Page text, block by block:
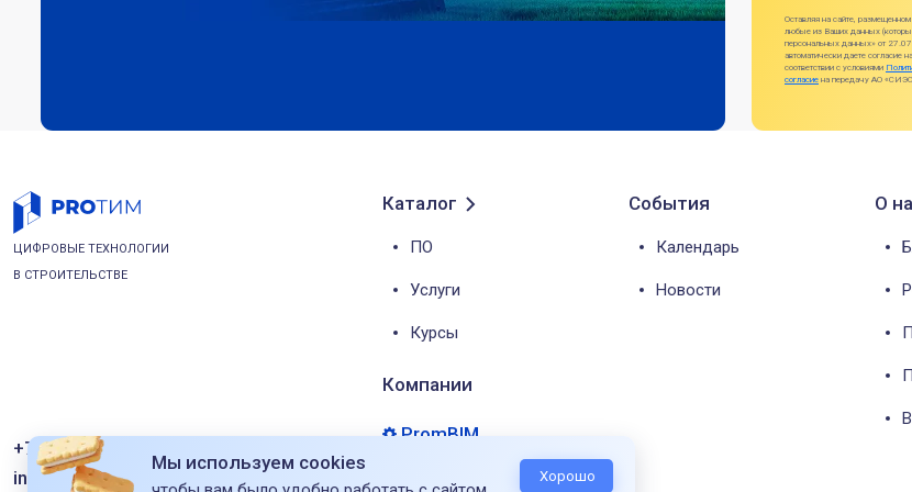
Оставляя на сайте,
любые из Ваших данных
персональных данных» от
автоматически даете согласие
соответствии с условиями
согласие на передачу АО
ЦИФРОВЫЕ ТЕХНОЛОГИИ
В СТРОИТЕЛЬСТВЕ
+7 (495) 221-50-56
info@pro-tim.ru
Каталог
ПО
Услуги
Курсы
Компании
PromBIM
Маркетинг
События
Календарь
Новости
О
Мы используем cookies
Хорошо